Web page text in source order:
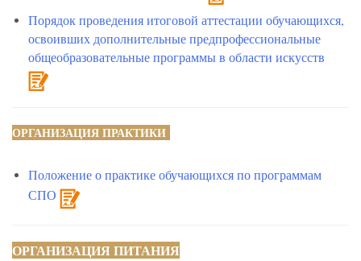
Порядок проведения итоговой аттестации обучающихся,
освоивших дополнительные предпрофессиональные
общеобразовательные программы в области искусств
ОРГАНИЗАЦИЯ ПРАКТИКИ
Положение о практике обучающихся по программам
СПО
ОРГАНИЗАЦИЯ ПИТАНИЯ